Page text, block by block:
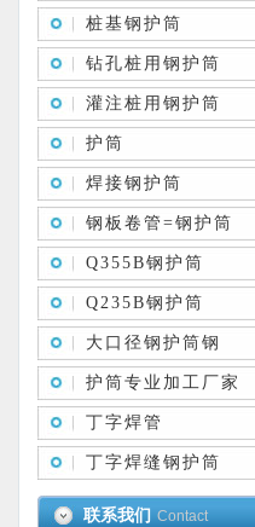
桩基钢护筒
钻孔桩用钢护筒
灌注桩用钢护筒
护筒
焊接钢护筒
钢板卷管=钢护筒
Q355B钢护筒
Q235B钢护筒
大口径钢护筒钢
护筒专业加工厂家
丁字焊管
丁字焊缝钢护筒
联系我们 Contact